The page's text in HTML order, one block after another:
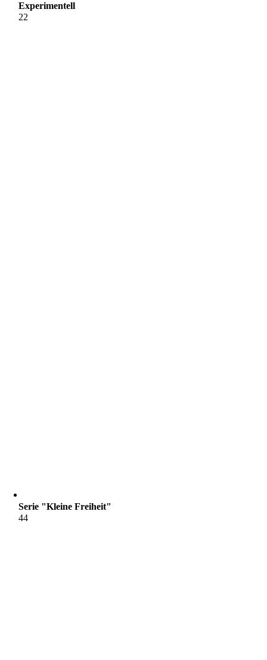
Experimentell
22
Serie "Kleine Freiheit"
44